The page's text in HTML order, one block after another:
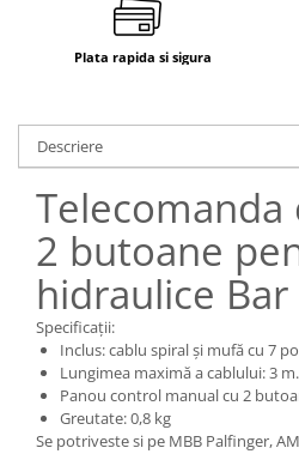
Cilindru hidraulic si burduf
Mecanice
Bolturi, role si bucse
Cilindri si burdufe
Pompe si motoare electrice
DAUTEL
Electrice
Hidraulica
Mecanica
Electropompa si motoare electrice
Burdufuri si cilindri hidraulici
Plata rapida si sigura
Descriere
Telecomanda
2 butoane
hidraulice
Specificații:
Inclus: cablu spiral și mufă cu 7
Lungimea maximă a cablului: 3 m.
Panou control manual cu 2
Greutate: 0,8 kg
Se potriveste si pe MBB Palfinger,